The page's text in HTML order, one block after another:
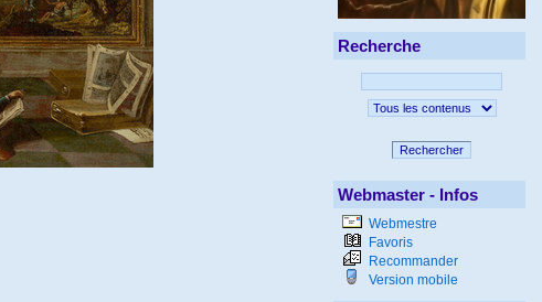
Recherche
Rechercher
Webmaster - Infos
Webmestre
Favoris
Recommander
Version mobile